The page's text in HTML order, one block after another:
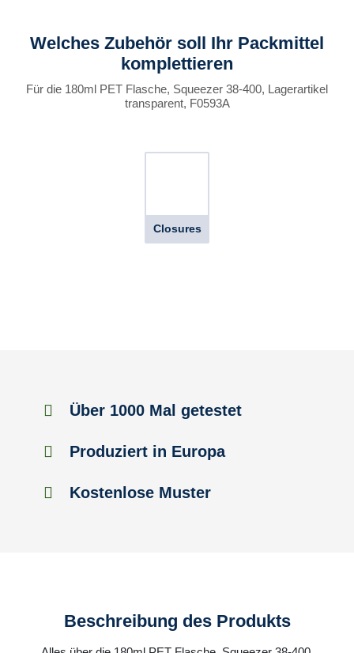
Welches Zubehör soll Ihr Packmittel
komplettieren
Für die 180ml PET Flasche, Squeezer 38-400, Lagerartikel
transparent, F0593A
Closures
Über 1000 Mal getestet
Produziert in Europa
Kostenlose Muster
Beschreibung des Produkts